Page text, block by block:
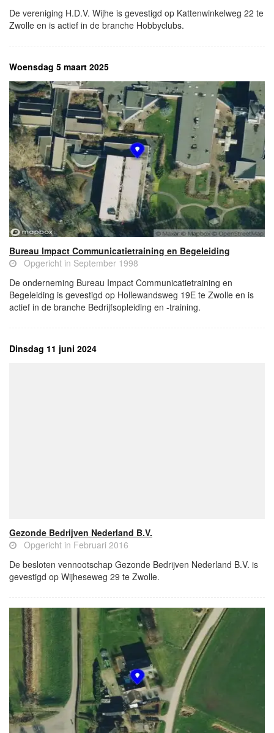
De vereniging H.D.V. Wijhe is gevestigd op Kattenwinkelweg 22 te
Zwolle en is actief in de branche Hobbyclubs.
Woensdag 5 maart 2025
Bureau Impact Communicatietraining en Begeleiding
Opgericht in September 1998
De onderneming Bureau Impact Communicatietraining en
Begeleiding is gevestigd op Hollewandsweg 19E te Zwolle en is
actief in de branche Bedrijfsopleiding en -training.
Dinsdag 11 juni 2024
Gezonde Bedrijven Nederland B.V.
Opgericht in Februari 2016
De besloten vennootschap Gezonde Bedrijven Nederland B.V. is
gevestigd op Wijheseweg 29 te Zwolle.